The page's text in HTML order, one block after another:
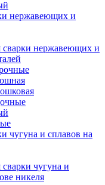
нержавеющих и
сварки нержавеющих и
чугуна и сплавов на
чугуна и
никеля